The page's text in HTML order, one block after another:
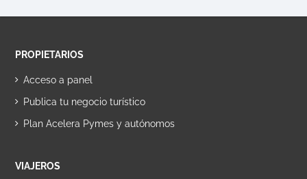
PROPIETARIOS
Acceso a panel
Publica tu negocio turístico
Plan Acelera Pymes y autónomos
VIAJEROS